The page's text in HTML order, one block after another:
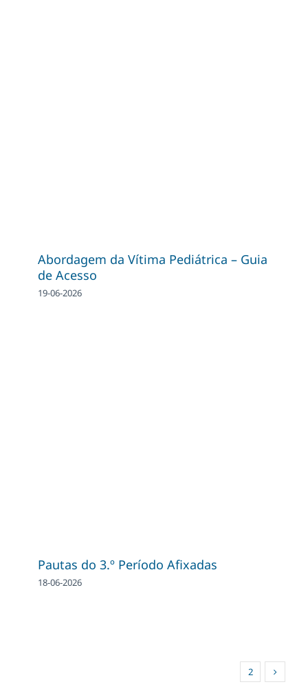
Abordagem da Vítima Pediátrica – Guia
de Acesso
19-06-2026
Pautas do 3.º Período Afixadas
18-06-2026
2